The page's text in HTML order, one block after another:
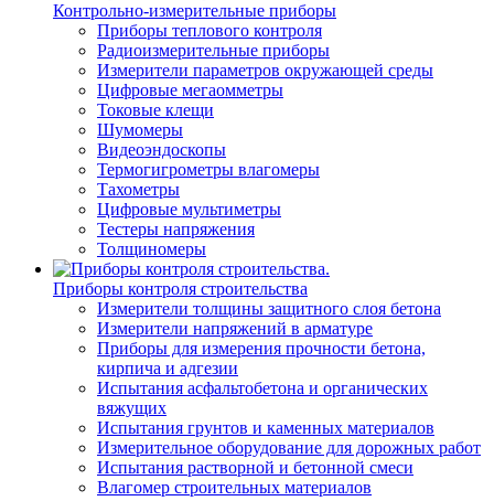
Контрольно-измерительные приборы
Приборы теплового контроля
Радиоизмерительные приборы
Измерители параметров окружающей среды
Цифровые мегаомметры
Токовые клещи
Шумомеры
Видеоэндоскопы
Термогигрометры влагомеры
Тахометры
Цифровые мультиметры
Тестеры напряжения
Толщиномеры
Приборы контроля строительства
Измерители толщины защитного слоя бетона
Измерители напряжений в арматуре
Приборы для измерения прочности бетона,
кирпича и адгезии
Испытания асфальтобетона и органических
вяжущих
Испытания грунтов и каменных материалов
Измерительное оборудование для дорожных работ
Испытания растворной и бетонной смеси
Влагомер строительных материалов